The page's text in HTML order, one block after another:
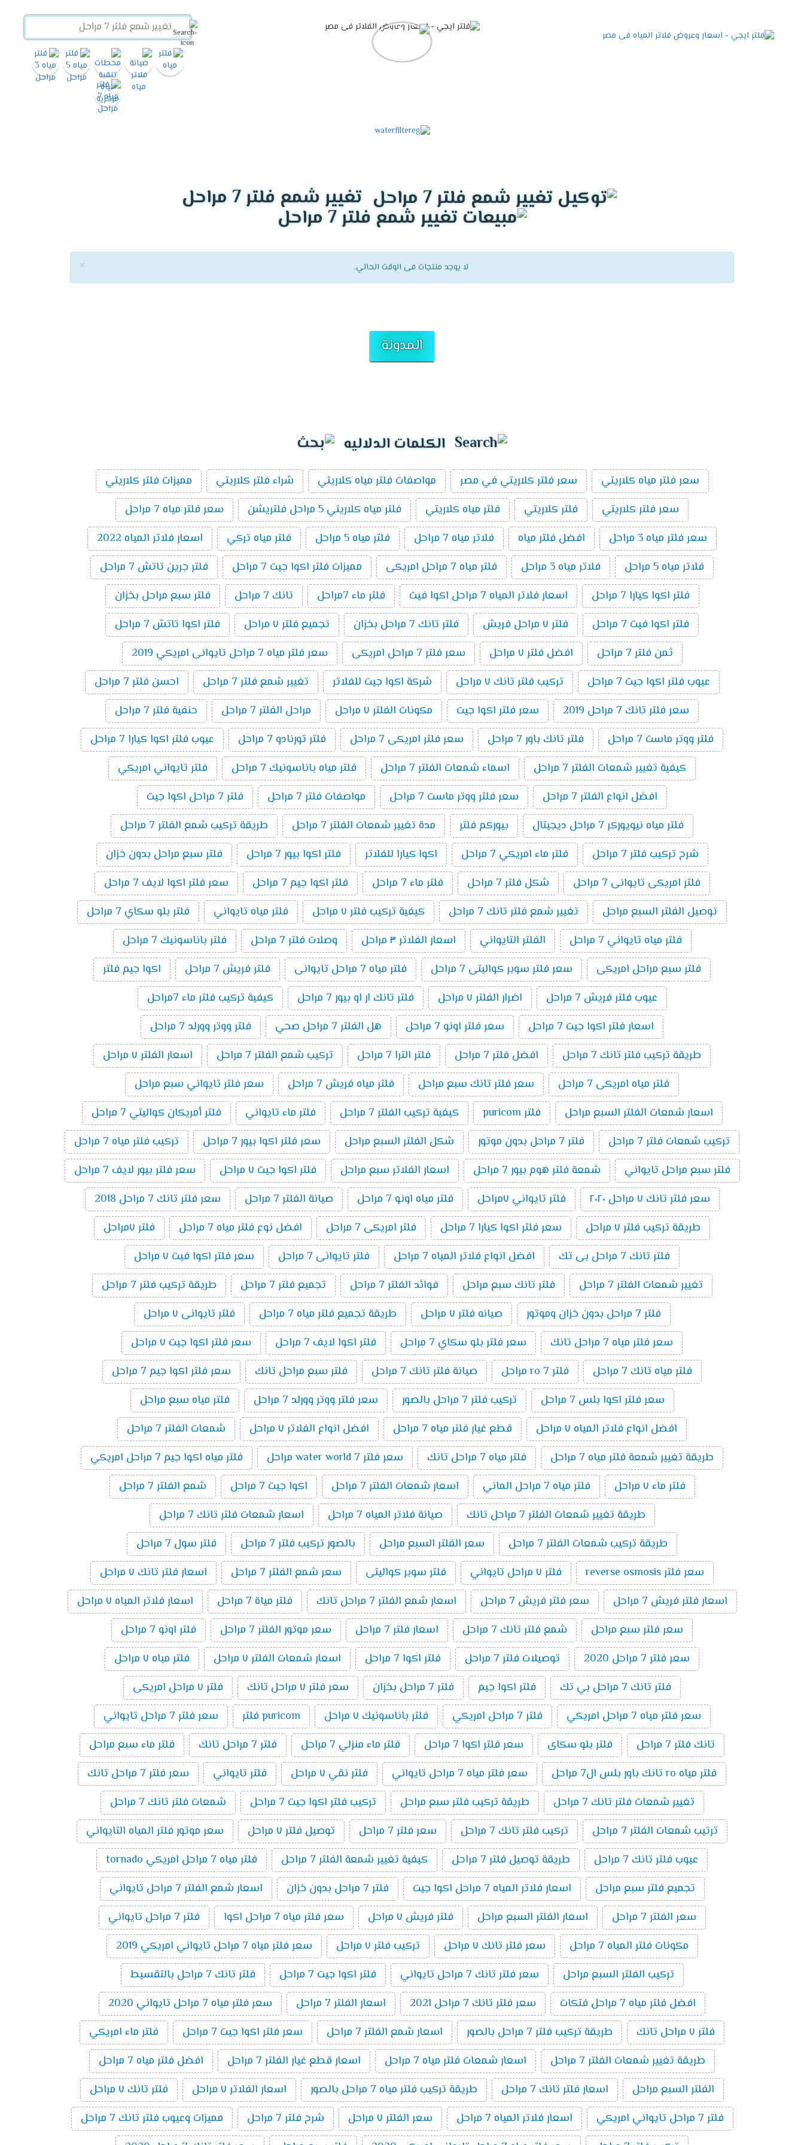
تغيير شمع فلتر 7 مراحل
× لا يوجد منتجات فى الوقت الحالي.
المدونة
الكلمات الدلاليه
سعر فلتر مياه كلاريتي سعر فلتر كلاريتي في مصر مواصفات فلتر مياه كلاريتي شراء فلتر كلاريتي
مميزات فلتر كلاريتي
سعر فلتر كلاريتي
فلتر كلاريتي فلتر مياه كلاريتي فلتر مياه كلاريتي 5 مراحل فلتريشن
سعر فلتر مياه 7 مراحل
سعر فلتر مياه 3 مراحل
افضل فلتر مياه فلاتر مياه 7 مراحل فلتر مياه 5 مراحل فلتر مياه تركي
اسعار فلاتر المياه 2022
فلاتر مياه 5 مراحل
فلاتر مياه 3 مراحل فلتر مياه 7 مراحل امريكى مميزات فلتر اكوا جيت 7 مراحل
فلتر جرين تاتش 7 مراحل
فلتر اكوا كيارا 7 مراحل
اسعار فلاتر المياه 7 مراحل اكوا فيت فلتر ماء 7مراحل تانك 7 مراحل
فلتر سبع مراحل بخزان
فلتر اكوا فيت 7 مراحل
فلتر ٧ مراحل فريش فلتر تانك 7 مراحل بخزان تجميع فلتر ٧ مراحل
فلتر اكوا تاتش 7 مراحل
ثمن فلتر 7 مراحل
افضل فلتر ٧ مراحل سعر فلتر 7 مراحل امريكى
سعر فلتر مياه 7 مراحل تايوانى امريكي 2019
عيوب فلتر اكوا جيت 7 مراحل
تركيب فلتر تانك ٧ مراحل شركة اكوا جيت للفلاتر تغيير شمع فلتر 7 مراحل
احسن فلتر 7 مراحل
سعر فلتر تانك 7 مراحل 2019
سعر فلتر اكوا جيت مكونات الفلتر ٧ مراحل مراحل الفلتر 7 مراحل
حنفية فلتر 7 مراحل
فلتر ووتر ماست 7 مراحل
فلتر تانك باور 7 مراحل سعر فلتر امريكى 7 مراحل فلتر تورنادو 7 مراحل
عيوب فلتر اكوا كيارا 7 مراحل
كيفية تغيير شمعات الفلتر 7 مراحل
اسماء شمعات الفلتر 7 مراحل فلتر مياه باناسونيك 7 مراحل
فلتر تايواني امريكي
افضل انواع الفلتر 7 مراحل
سعر فلتر ووتر ماست 7 مراحل مواصفات فلتر 7 مراحل
فلتر 7 مراحل اكوا جيت
فلتر مياه نيويوركر 7 مراحل ديجيتال
بيوركم فلتر مدة تغيير شمعات الفلتر 7 مراحل
طريقة تركيب شمع الفلتر 7 مراحل
شرح تركيب فلتر 7 مراحل
فلتر ماء امريكي 7 مراحل اكوا كيارا للفلاتر فلتر اكوا بيور 7 مراحل
فلتر سبع مراحل بدون خزان
فلتر امريكى تايوانى 7 مراحل
شكل فلتر 7 مراحل فلتر ماء 7 مراحل فلتر اكوا جيم 7 مراحل
سعر فلتر اكوا لايف 7 مراحل
توصيل الفلتر السبع مراحل
تغيير شمع فلتر تانك 7 مراحل كيفية تركيب فلتر ٧ مراحل فلتر مياه تايواني
فلتر بلو سكاي 7 مراحل
فلتر مياه تايواني 7 مراحل
الفلتر التايواني اسعار الفلاتر ٣ مراحل وصلات فلتر 7 مراحل
فلتر باناسونيك 7 مراحل
فلتر سبع مراحل امريكى
سعر فلتر سوبر كواليتى 7 مراحل فلتر مياه 7 مراحل تايوانى فلتر فريش 7 مراحل
اكوا جيم فلتر
عيوب فلتر فريش 7 مراحل
اضرار الفلتر ٧ مراحل فلتر تانك ار او بيور 7 مراحل
كيفية تركيب فلتر ماء 7مراحل
اسعار فلتر اكوا جيت 7 مراحل
سعر فلتر اونو 7 مراحل هل الفلتر 7 مراحل صحي
فلتر ووتر وورلد 7 مراحل
طريقة تركيب فلتر تانك 7 مراحل
افضل فلتر 7 مراحل فلتر الترا 7 مراحل تركيب شمع الفلتر 7 مراحل
اسعار الفلتر ٧ مراحل
فلتر مياه امريكى 7 مراحل
سعر فلتر تانك سبع مراحل فلتر مياه فريش 7 مراحل
سعر فلتر تايواني سبع مراحل
اسعار شمعات الفلتر السبع مراحل
فلتر puricom كيفية تركيب الفلتر 7 مراحل فلتر ماء تايواني
فلتر أمريكان كواليتي 7 مراحل
تركيب شمعات فلتر 7 مراحل
فلتر 7 مراحل بدون موتور شكل الفلتر السبع مراحل سعر فلتر اكوا بيور 7 مراحل
تركيب فلتر مياه 7 مراحل
فلتر سبع مراحل تايواني
شمعة فلتر هوم بيور 7 مراحل اسعار الفلاتر سبع مراحل فلتر اكوا جيت ٧ مراحل
سعر فلتر بيور لايف 7 مراحل
سعر فلتر تانك ٧ مراحل ٢٠٢٠
فلتر تايواني ٧مراحل فلتر مياه اونو 7 مراحل صيانة الفلتر 7 مراحل
سعر فلتر تانك 7 مراحل 2018
طريقة تركيب فلتر ٧ مراحل
سعر فلتر اكوا كيارا 7 مراحل فلتر امريكى 7 مراحل افضل نوع فلتر مياه 7 مراحل
فلتر ٧مراحل
فلتر تانك 7 مراحل بى تك
افضل انواع فلاتر المياه 7 مراحل فلتر تايوانى 7 مراحل
سعر فلتر اكوا فيت ٧ مراحل
تغيير شمعات الفلتر 7 مراحل
فلتر تانك سبع مراحل فوائد الفلتر 7 مراحل تجميع فلتر 7 مراحل
طريقة تركيب فلتر 7 مراحل
فلتر 7 مراحل بدون خزان وموتور
صيانه فلتر ٧ مراحل طريقة تجميع فلتر مياه 7 مراحل
فلتر تايوانى ٧ مراحل
سعر فلتر مياه 7 مراحل تانك
سعر فلتر بلو سكاي 7 مراحل فلتر اكوا لايف 7 مراحل
سعر فلتر اكوا جيت ٧ مراحل
فلتر مياه تانك 7 مراحل
فلتر ro 7 مراحل صيانة فلتر تانك 7 مراحل فلتر سبع مراحل تانك
سعر فلتر اكوا جيم 7 مراحل
سعر فلتر اكوا بلس 7 مراحل
تركيب فلتر 7 مراحل بالصور سعر فلتر ووتر وورلد 7 مراحل
فلتر مياه سبع مراحل
افضل انواع فلاتر المياه ٧ مراحل
قطع غيار فلتر مياه 7 مراحل افضل انواع الفلاتر ٧ مراحل
شمعات الفلتر 7 مراحل
طريقة تغيير شمعة فلتر مياه 7 مراحل
فلتر مياه 7 مراحل تانك سعر فلتر water world 7 مراحل
فلتر مياه اكوا جيم 7 مراحل امريكي
فلتر ماء ٧ مراحل
فلتر مياه 7 مراحل الماني اسعار شمعات الفلتر 7 مراحل اكوا جيت 7 مراحل
شمع الفلتر 7 مراحل
طريقة تغيير شمعات الفلتر 7 مراحل تانك
صيانة فلاتر المياه 7 مراحل
اسعار شمعات فلتر تانك 7 مراحل
طريقة تركيب شمعات الفلتر 7 مراحل
سعر الفلتر السبع مراحل بالصور تركيب فلتر 7 مراحل
فلتر سول 7 مراحل
سعر فلتر reverse osmosis
فلتر ٧ مراحل تايواني فلتر سوبر كواليتى سعر شمع الفلتر 7 مراحل
اسعار فلتر تانك ٧ مراحل
اسعار فلتر فريش 7 مراحل
سعر فلتر فريش 7 مراحل اسعار شمع الفلتر 7 مراحل تانك فلتر مياة 7 مراحل
اسعار فلاتر المياه ٧ مراحل
سعر فلتر سبع مراحل
شمع فلتر تانك 7 مراحل اسعار فلتر 7 مراحل سعر موتور الفلتر 7 مراحل
فلتر اونو 7 مراحل
سعر فلتر 7 مراحل 2020
توصيلات فلتر 7 مراحل فلتر اكوا 7 مراحل اسعار شمعات الفلتر ٧ مراحل
فلتر مياه ٧ مراحل
فلتر تانك 7 مراحل بي تك
فلتر اكوا جيم فلتر 7 مراحل بخزان سعر فلتر ٧ مراحل تانك
فلتر ٧ مراحل امريكى
سعر فلتر مياه 7 مراحل امريكي
فلتر 7 مراحل امريكي فلتر باناسونيك ٧ مراحل puricom فلتر
سعر فلتر 7 مراحل تايواني
تانك فلتر 7 مراحل
فلتر بلو سكاى سعر فلتر اكوا 7 مراحل فلتر ماء منزلي 7 مراحل فلتر 7 مراحل تانك
فلتر ماء سبع مراحل
فلتر مياه ro تانك باور بلس ال7 مراحل
سعر فلتر مياه 7 مراحل تايواني فلتر نقي ٧ مراحل فلتر تايواني
سعر فلتر 7 مراحل تانك
تغيير شمعات فلتر تانك 7 مراحل
طريقة تركيب فلتر سبع مراحل تركيب فلتر اكوا جيت 7 مراحل
شمعات فلتر تانك 7 مراحل
ترتيب شمعات الفلتر 7 مراحل
تركيب فلتر تانك 7 مراحل سعر فلتر 7 مراحل توصيل فلتر ٧ مراحل
سعر موتور فلتر المياه التايواني
عيوب فلتر تانك 7 مراحل
طريقة توصيل فلتر 7 مراحل كيفية تغيير شمعة الفلتر 7 مراحل
فلتر مياه 7 مراحل امريكي tornado
تجميع فلتر سبع مراحل
اسعار فلاتر المياه 7 مراحل اكوا جيت فلتر 7 مراحل بدون خزان
اسعار شمع الفلتر 7 مراحل تايواني
سعر الفلتر 7 مراحل
اسعار الفلتر السبع مراحل فلتر فريش ٧ مراحل سعر فلتر مياه 7 مراحل اكوا
فلتر 7 مراحل تايواني
مكونات فلتر المياه 7 مراحل
سعر فلتر تانك ٧ مراحل تركيب فلتر ٧ مراحل
سعر فلتر مياه 7 مراحل تايواني امريكي 2019
تركيب الفلتر السبع مراحل
سعر فلتر تانك 7 مراحل تايواني فلتر اكوا جيت 7 مراحل
فلتر تانك 7 مراحل بالتقسيط
افضل فلتر مياه 7 مراحل فتكات
سعر فلتر تانك 7 مراحل 2021 اسعار الفلتر 7 مراحل
سعر فلتر مياه 7 مراحل تايواني 2020
فلتر ٧ مراحل تانك
طريقة تركيب فلتر 7 مراحل بالصور اسعار شمع الفلتر 7 مراحل سعر فلتر اكوا جيت 7 مراحل
فلتر ماء امريكي
طريقة تغيير شمعات الفلتر 7 مراحل
اسعار شمعات فلتر مياه 7 مراحل اسعار قطع غيار الفلتر 7 مراحل
افضل فلتر مياه 7 مراحل
الفلتر السبع مراحل
اسعار فلتر تانك 7 مراحل طريقة تركيب فلتر مياه 7 مراحل بالصور اسعار الفلاتر ٧ مراحل
فلتر تانك ٧ مراحل
فلتر 7 مراحل تايواني امريكي
اسعار فلاتر المياه 7 مراحل سعر الفلتر ٧ مراحل شرح فلتر 7 مراحل
مميزات وعيوب فلتر تانك 7 مراحل